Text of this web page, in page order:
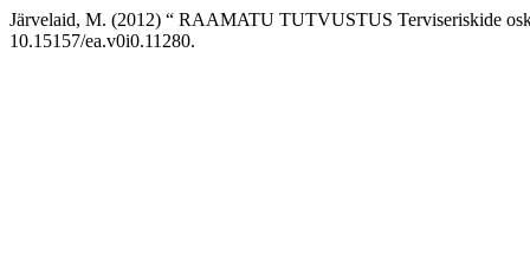
Järvelaid, M. (2012) “ RAAMATU TUTVUSTUS Terviseriskide
10.15157/ea.v0i0.11280.